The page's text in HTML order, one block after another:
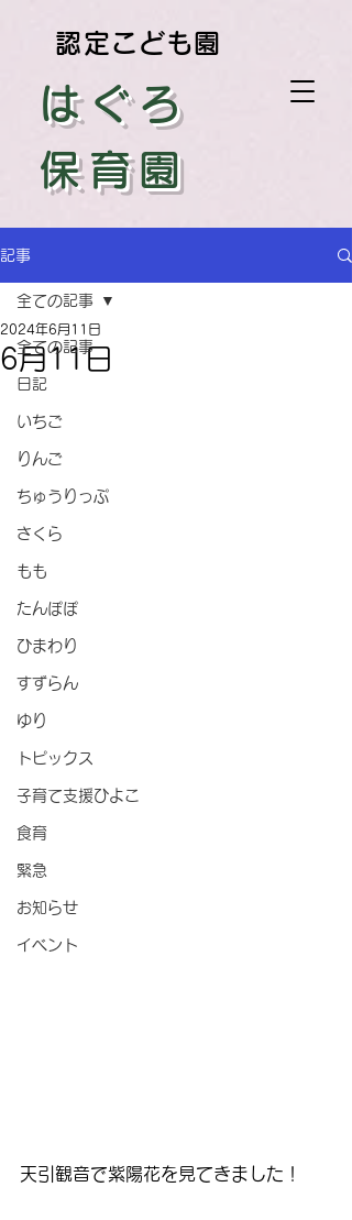
はぐろ
保育園
認定こども園
記事
全ての記事
日記
いちご
りんご
ちゅうりっぷ
さくら
もも
たんぽぽ
ひまわり
すずらん
ゆり
トピックス
子育て支援ひよこ
食育
緊急
お知らせ
イベント
全ての記事
6月11日
2024年6月11日
天引観音で紫陽花を見てきました！